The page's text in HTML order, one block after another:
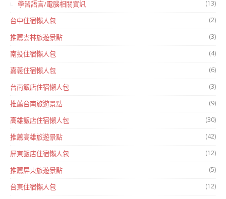
學習語言/電腦相關資訊 (13)
台中住宿懶人包 (2)
推薦雲林旅遊景點 (3)
南投住宿懶人包 (4)
嘉義住宿懶人包 (6)
台南飯店住宿懶人包 (3)
推薦台南旅遊景點 (9)
高雄飯店住宿懶人包 (30)
推薦高雄旅遊景點 (42)
屏東飯店住宿懶人包 (12)
推薦屏東旅遊景點 (5)
台東住宿懶人包 (12)